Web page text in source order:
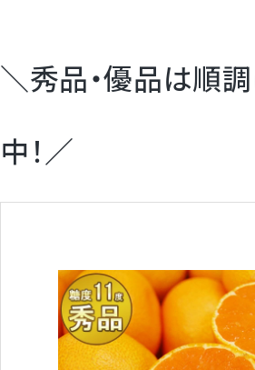
＼秀品・優品は順
中！／